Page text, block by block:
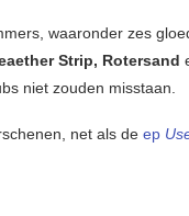
waaronder zes
Strip, Rotersand
niet zouden misstaan.
net als de ep